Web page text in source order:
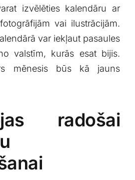
izvēlēties kalendāru ar
vai ilustrācijām.
var iekļaut pasaules
valstīm, kurās esat bijis.
​mēnesis būs kā ⁤jauns
radošai